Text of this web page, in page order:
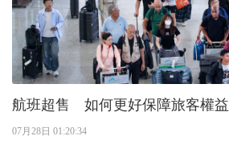
航班超售 如何更好保障旅客權益
07月28日 01:20:34